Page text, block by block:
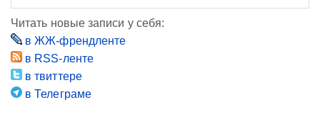
Читать новые записи у себя:
в ЖЖ-френдленте
в RSS-ленте
в твиттере
в Телеграме